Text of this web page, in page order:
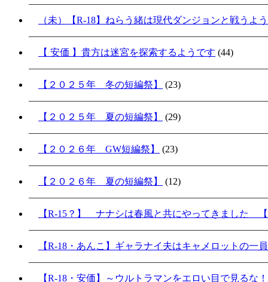
（未）【R-18】ねらう緒は現代ダンジョンと戦うよ
【 安価 】貴方は迷宮を探索するようです (44)
【２０２５年 冬の短編祭】 (23)
【２０２５年 夏の短編祭】 (29)
【２０２６年 GW短編祭】 (23)
【２０２６年 夏の短編祭】 (12)
【R-15？】 ナナシは春風と共にやってきました
【R-18・あんこ】ギャラナイ夫はキャメロットの一
【R-18・安価】～ウルトラマンをエロい目で見るな